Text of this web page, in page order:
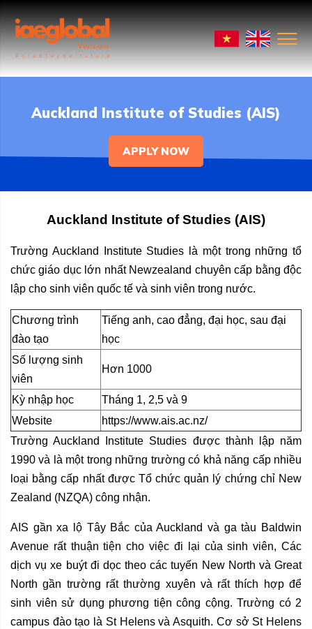
Auckland Institute of Studies (AIS)
APPLY NOW
Auckland Institute of Studies (AIS)
Trường Auckland Institute Studies là một trong những tổ
chức giáo dục lớn nhất Newzealand chuyên cấp bằng độc
lập cho sinh viên quốc tế và sinh viên trong nước.
Chương trình
đào tạo
Tiếng anh, cao đẳng, đại học, sau đại
học
Số lượng sinh
viên
Hơn 1000
Kỳ nhập học
Tháng 1, 2,5 và 9
Website
https://www.ais.ac.nz/
Trường Auckland Institute Studies được thành lập năm
1990 và là một trong những trường có khả năng cấp nhiều
loại bằng cấp nhất được Tổ chức quản lý chứng chỉ New
Zealand (NZQA) công nhận.
AIS gần xa lộ Tây Bắc của Auckland và ga tàu Baldwin
Avenue rất thuận tiện cho việc đi lại của sinh viên, Các
dịch vụ xe buýt đi dọc theo các tuyến New North và Great
North gần trường rất thường xuyên và rất thích hợp để
sinh viên sử dụng phương tiện công cộng. Trường có 2
campus đào tạo là St Helens và Asquith. Cơ sở St Helens